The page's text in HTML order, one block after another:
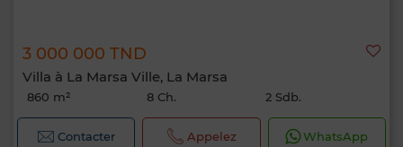
3 000 000 TND
Villa à La Marsa Ville, La Marsa
860 m² 8 Ch. 2 Sdb.
Contacter Appelez WhatsApp